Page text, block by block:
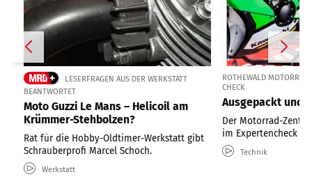
LESERFRAGEN AUS DER WERKSTATT
BEANTWORTET
Moto Guzzi Le Mans – Helicoil am
Krümmer-Stehbolzen?
Rat für die Hobby-Oldtimer-Werkstatt gibt
Schrauberprofi Marcel Schoch.
Werkstatt
ROTHEWALD
CHECK
Ausgepackt und
Der Motorrad-
im Expertencheck
Technik